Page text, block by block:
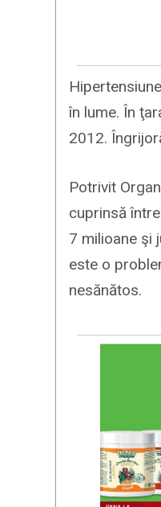
în lume. În
2012.
Potrivit
cuprinsă
7 milioane şi
este o
nesănătos.